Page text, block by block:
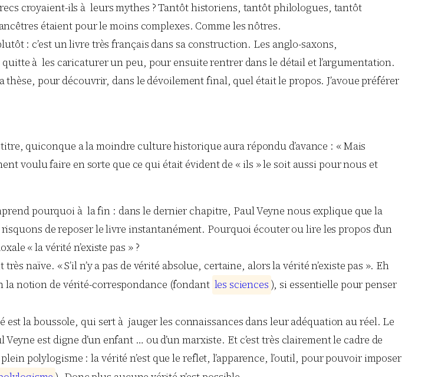
croyaient-ils à leurs mythes ? Tantôt historiens, tantôt philologues, tantôt
étaient pour le moins complexes. Comme les nôtres.
: c’est un livre très français dans sa construction. Les anglo-saxons,
à les caricaturer un peu, pour ensuite rentrer dans le détail et l’argumentation.
thèse, pour découvrir, dans le dévoilement final, quel était le propos. J’avoue préférer
quiconque a la moindre culture historique aura répondu d’avance : « Mais
voulu faire en sorte que ce qui était évident de « ils » le soit aussi pour nous et
pourquoi à la fin : dans le dernier chapitre, Paul Veyne nous explique que la
de reposer le livre instantanément. Pourquoi écouter ou lire les propos d’un
« la vérité n’existe pas » ?
naïve. « S’il n’y a pas de vérité absolue, certaine, alors la vérité n’existe pas ». Eh
la notion de vérité-correspondance (fondant les sciences ), si essentielle pour penser
la boussole, qui sert à jauger les connaissances dans leur adéquation au réel. Le
est digne d’un enfant … ou d’un marxiste. Et c’est très clairement le cadre de
polylogisme : la vérité n’est que le reflet, l’apparence, l’outil, pour pouvoir imposer